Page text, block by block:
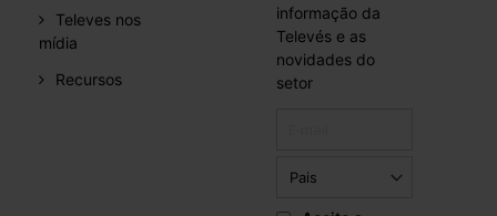
Televes nos
mídia
Recursos
informação da
Televés e as
novidades do
setor